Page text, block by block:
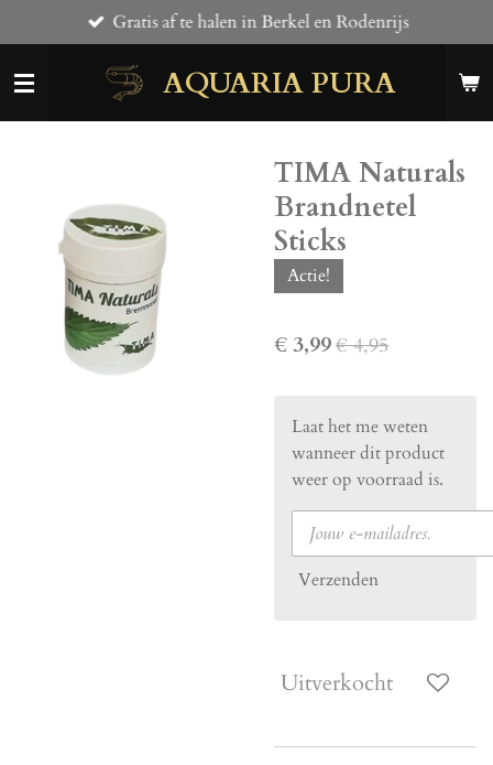
direct
naar
AQUARIA PURA
Gratis af te halen in Berkel en Rodenrijs
TIMA Naturals
Brandnetel
Sticks
Actie!
€ 3,99€ 4,95
Laat het me weten
wanneer dit product
weer op voorraad is.
Verzenden
Uitverkocht